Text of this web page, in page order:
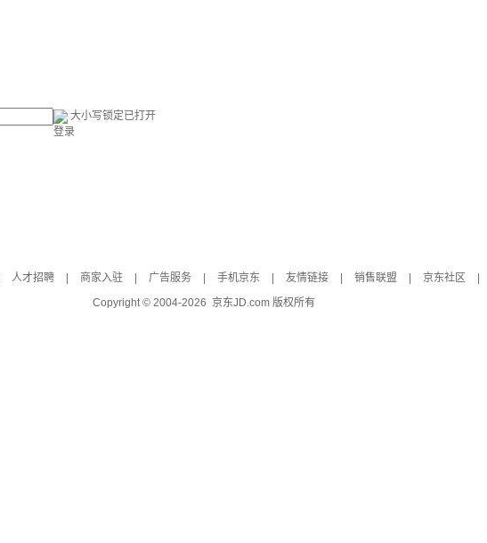
大小写锁定已打开
登录
人才招聘 商家入驻 广告服务 手机京东 友情链接 销售联盟 京东社区
Copyright © 2004-2026 京东JD.com 版权所有